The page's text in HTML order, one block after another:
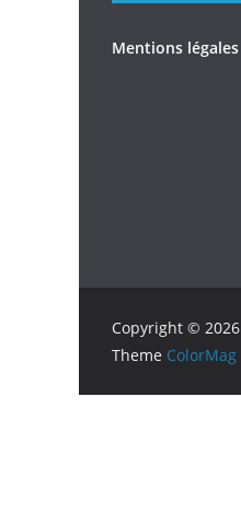
Mentions légales
Copyright © 2026
Theme ColorMag